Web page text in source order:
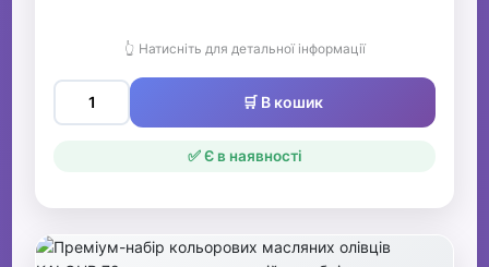
👆 Натисніть для детальної інформації
🛒 В кошик
✅ Є в наявності